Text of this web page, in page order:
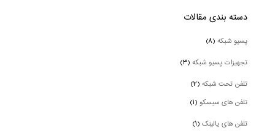
دسته بندی‌ مقالات
پسیو شبکه(۸)
تجهیزات پسیو شبکه(۳)
تلفن تحت شبکه(۲)
تلفن های سیسکو(۱)
تلفن های یالینک(۱)